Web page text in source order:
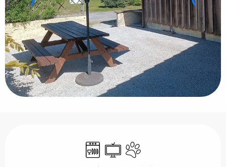
Geschirrspülmaschine
FernsehenTiere erlaubt